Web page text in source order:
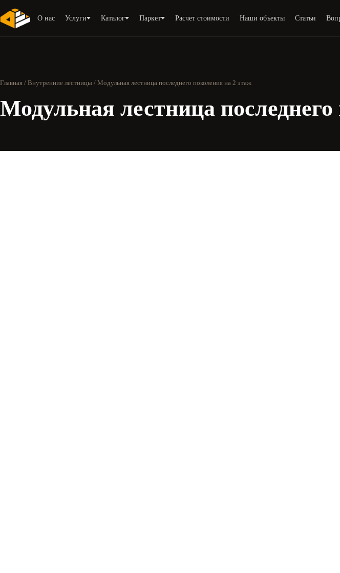
О нас Услуги Каталог Паркет Расчет стоимости Наши объекты Статьи
Главная / Внутренние лестницы / Модульная лестница последнего поколения на 2 этаж
Модульная лестница